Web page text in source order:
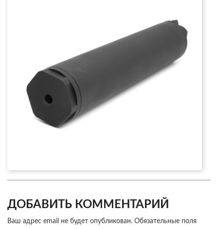
ДОБАВИТЬ КОММЕНТАРИЙ
Ваш адрес email не будет опубликован. Обязательные поля